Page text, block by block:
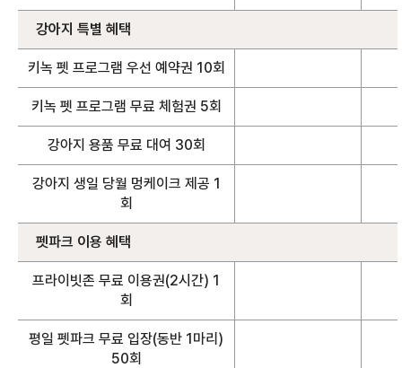
강아지 특별 혜택
키녹 펫 프로그램 우선 예약권 10회
키녹 펫 프로그램 무료 체험권 5회
강아지 용품 무료 대여 30회
강아지 생일 당월 멍케이크 제공 1
회
펫파크 이용 혜택
프라이빗존 무료 이용권(2시간) 1
회
평일 펫파크 무료 입장(동반 1마리)
50회